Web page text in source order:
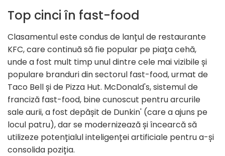
Top cinci în fast-food
Clasamentul este condus de lanțul de restaurante
KFC, care continuă să fie popular pe piața cehă,
unde a fost mult timp unul dintre cele mai vizibile și
populare branduri din sectorul fast-food, urmat de
Taco Bell și de Pizza Hut. McDonald's, sistemul de
franciză fast-food, bine cunoscut pentru arcurile
sale aurii, a fost depășit de Dunkin' (care a ajuns pe
locul patru), dar se modernizează și încearcă să
utilizeze potențialul inteligenței artificiale pentru a-și
consolida poziția.